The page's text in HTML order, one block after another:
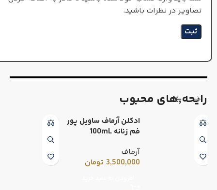
تصاویر در نظرات باشید.
رایحه٬های محبوب
ادکلن آرماف ساویل پور
فم زنانه 100mL
آرماف
3,500,000 تومان